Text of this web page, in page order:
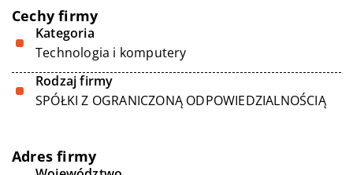
Cechy firmy
Kategoria
Technologia i komputery
Rodzaj firmy
SPÓŁKI Z OGRANICZONĄ ODPOWIEDZIALNOŚCIĄ
Adres firmy